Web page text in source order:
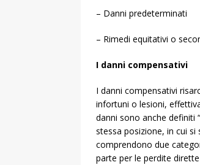
– Danni predeterminati
– Rimedi equitativi o
I danni compensativi
I danni compensativi
infortuni o lesioni,
danni sono anche definiti
stessa posizione, in cui
comprendono due
parte per le perdite